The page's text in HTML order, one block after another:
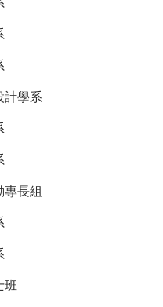
計學系
專長組
班